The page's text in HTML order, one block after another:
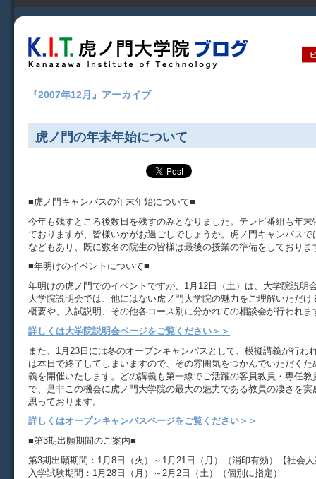
『2007年12月』アーカイブ
虎ノ門の年末年始について
■虎ノ門キャンパスの年末年始について■
今年も残すところ後数日を残すのみとなりました。テレビ番組も年末
ておりますが、皆様いかがお過ごしでしょうか。虎ノ門キャンパスで
などもあり、既に数名の院生の皆様は最後の授業の準備をしておりま
■年明けのイベントについて■
年明けの虎ノ門でのイベントですが、1月12日（土）は、大学院説明
大学院説明会では、他にはない虎ノ門大学院の魅力をご理解いただ
概要や、入試説明、その他各コース別に分かれての相談会が行われま
詳しくは大学院説明会ページをご覧ください＞＞
また、1月23日には冬のオープンキャンパスとして、模擬講義が行わ
は本日で終了してしまいますので、その雰囲気をつかんでいただくた
義を開催いたします。どの講義も第一線でご活躍の客員教員・専任教
で、是非この機会に虎ノ門大学院の最大の魅力である教員の凄さを実
思っております。
詳しくはオープンキャンパスページをご覧ください＞＞
■第3期出願期間のご案内■
第3期出願期間：1月8日（火）～1月21日（月）（消印有効）【社会
入学試験期間：1月28日（月）～2月2日（土）（個別に指定）